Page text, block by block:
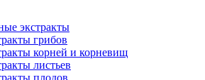
экстракты
грибов
корней и корневищ
листьев
плодов